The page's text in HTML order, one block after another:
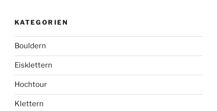
KATEGORIEN
Bouldern
Eisklettern
Hochtour
Klettern